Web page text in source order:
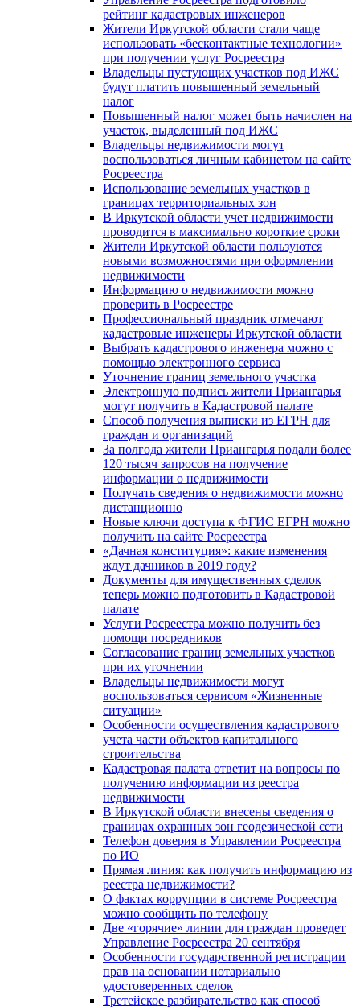
рейтинг кадастровых инженеров
Жители Иркутской области стали чаще
использовать «бесконтактные технологии»
при получении услуг Росреестра
Владельцы пустующих участков под ИЖС
будут платить повышенный земельный
налог
Повышенный налог может быть начислен на
участок, выделенный под ИЖС
Владельцы недвижимости могут
воспользоваться личным кабинетом на сайте
Росреестра
Использование земельных участков в
границах территориальных зон
В Иркутской области учет недвижимости
проводится в максимально короткие сроки
Жители Иркутской области пользуются
новыми возможностями при оформлении
недвижимости
Информацию о недвижимости можно
проверить в Росреестре
Профессиональный праздник отмечают
кадастровые инженеры Иркутской области
Выбрать кадастрового инженера можно с
помощью электронного сервиса
Уточнение границ земельного участка
Электронную подпись жители Приангарья
могут получить в Кадастровой палате
Способ получения выписки из ЕГРН для
граждан и организаций
За полгода жители Приангарья подали более
120 тысяч запросов на получение
информации о недвижимости
Получать сведения о недвижимости можно
дистанционно
Новые ключи доступа к ФГИС ЕГРН можно
получить на сайте Росреестра
«Дачная конституция»: какие изменения
ждут дачников в 2019 году?
Документы для имущественных сделок
теперь можно подготовить в Кадастровой
палате
Услуги Росреестра можно получить без
помощи посредников
Согласование границ земельных участков
при их уточнении
Владельцы недвижимости могут
воспользоваться сервисом «Жизненные
ситуации»
Особенности осуществления кадастрового
учета части объектов капитального
строительства
Кадастровая палата ответит на вопросы по
получению информации из реестра
недвижимости
В Иркутской области внесены сведения о
границах охранных зон геодезической сети
Телефон доверия в Управлении Росреестра
по ИО
Прямая линия: как получить информацию из
реестра недвижимости?
О фактах коррупции в системе Росреестра
можно сообщить по телефону
Две «горячие» линии для граждан проведет
Управление Росреестра 20 сентября
Особенности государственной регистрации
прав на основании нотариально
удостоверенных сделок
Третейское разбирательство как способ